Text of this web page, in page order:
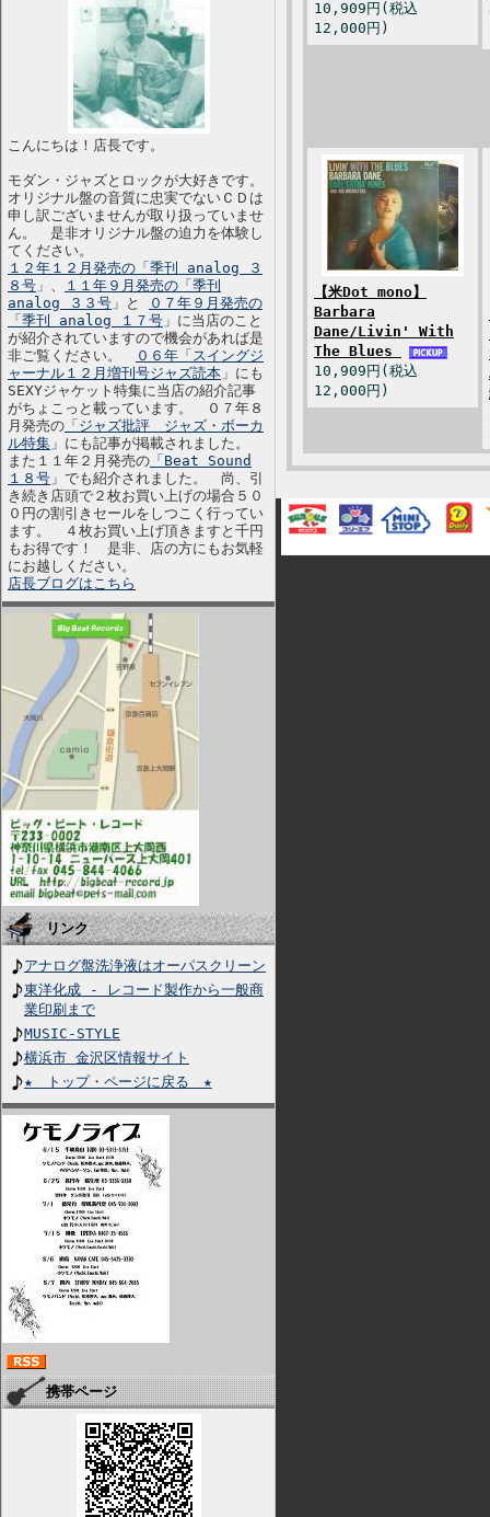
こんにちは！店長です。
モダン・ジャズとロックが大好きです。
オリジナル盤の音質に忠実でないＣＤは
申し訳ございませんが取り扱っていませ
ん。 是非オリジナル盤の迫力を体験し
てください。
１２年１２月発売の「季刊 analog ３
８号 」、
１１年９月発売の「季刊
analog ３３号 」と
０７年９月発売の
「季刊 analog １７号 」に当店のこと
が紹介されていますので機会があれば是
非ご覧ください。
０６年「スイングジ
ャーナル１２月増刊号ジャズ読本 」にも
SEXYジャケット特集に当店の紹介記事
がちょこっと載っています。 ０７年８
月発売の 「ジャズ批評 ジャズ・ボーカ
ル特集 」にも記事が掲載されました。
また１１年２月発売の 「Beat Sound
１８号 」でも紹介されました。 尚、引
き続き店頭で２枚お買い上げの場合５０
０円の割引きセールをしつこく行ってい
ます。 ４枚お買い上げ頂きますと千円
もお得です！ 是非、店の方にもお気軽
にお越しください。
店長ブログはこちら
リンク
アナログ盤洗浄液はオーパスクリーン
東洋化成 - レコード製作から一般商
業印刷まで
MUSIC-STYLE
横浜市 金沢区情報サイト
★ トップ・ページに戻る ★
携帯ページ
10,909円(税込
12,000円)
【米Dot mono】
Barbara
Dane/Livin' With
The Blues
10,909円(税込
12,000円)